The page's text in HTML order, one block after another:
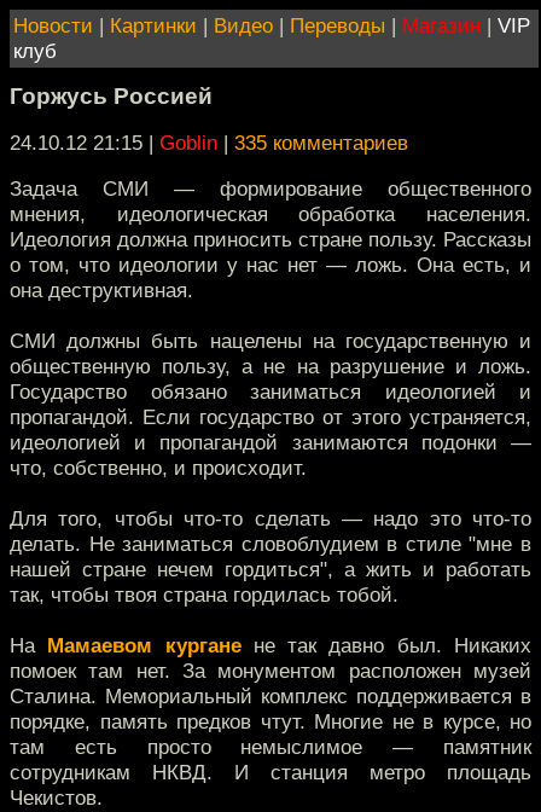
Новости | Картинки | Видео | Переводы | Магазин | VIP
клуб
Горжусь Россией
24.10.12 21:15 | Goblin | 335 комментариев
Задача СМИ — формирование общественного
мнения, идеологическая обработка населения.
Идеология должна приносить стране пользу. Рассказы
о том, что идеологии у нас нет — ложь. Она есть, и
она деструктивная.
СМИ должны быть нацелены на государственную и
общественную пользу, а не на разрушение и ложь.
Государство обязано заниматься идеологией и
пропагандой. Если государство от этого устраняется,
идеологией и пропагандой занимаются подонки —
что, собственно, и происходит.
Для того, чтобы что-то сделать — надо это что-то
делать. Не заниматься словоблудием в стиле "мне в
нашей стране нечем гордиться", а жить и работать
так, чтобы твоя страна гордилась тобой.
На Мамаевом курганене так давно был. Никаких
помоек там нет. За монументом расположен музей
Сталина. Мемориальный комплекс поддерживается в
порядке, память предков чтут. Многие не в курсе, но
там есть просто немыслимое — памятник
сотрудникам НКВД. И станция метро площадь
Чекистов.